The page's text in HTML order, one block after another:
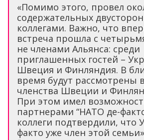
«Помимо этого, провел
содержательных
коллегами. Важно, что
встреча прошла с
не членами Альянса: среди
приглашенных гостей –
Швеция и Финляндия. В
время будут рассмотрены
членства Швеции и
При этом имел
партнерами “НАТО де-
коллеги подтвердили, что
факто уже член этой